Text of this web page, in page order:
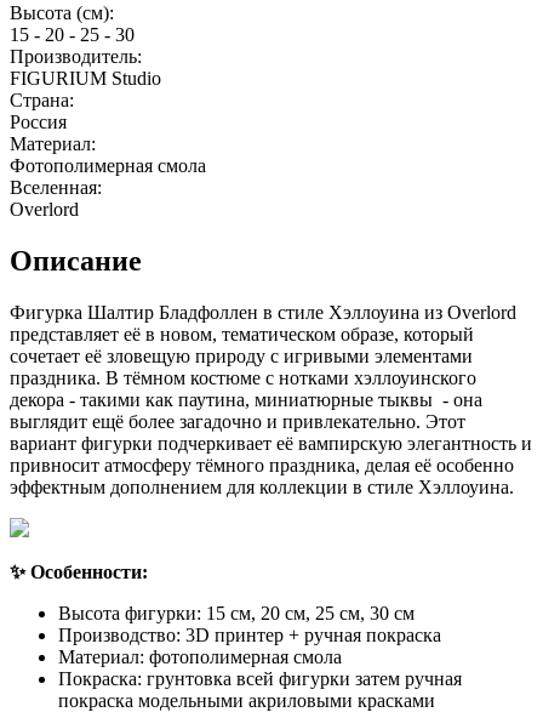
Высота (см):
15 - 20 - 25 - 30
Производитель:
FIGURIUM Studio
Страна:
Россия
Материал:
Фотополимерная смола
Вселенная:
Overlord
Описание
Фигурка Шалтир Бладфоллен в стиле Хэллоуина из Overlord
представляет её в новом, тематическом образе, который
сочетает её зловещую природу с игривыми элементами
праздника. В тёмном костюме с нотками хэллоуинского
декора - такими как паутина, миниатюрные тыквы - она
выглядит ещё более загадочно и привлекательно. Этот
вариант фигурки подчеркивает её вампирскую элегантность и
привносит атмосферу тёмного праздника, делая её особенно
эффектным дополнением для коллекции в стиле Хэллоуина.
✨ Особенности:
Высота фигурки: 15 см, 20 см, 25 см, 30 см
Производство: 3D принтер + ручная покраска
Материал: фотополимерная смола
Покраска: грунтовка всей фигурки затем ручная
покраска модельными акриловыми красками